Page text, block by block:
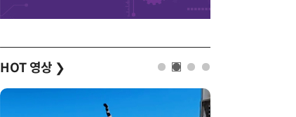
HOT 영상 ❯